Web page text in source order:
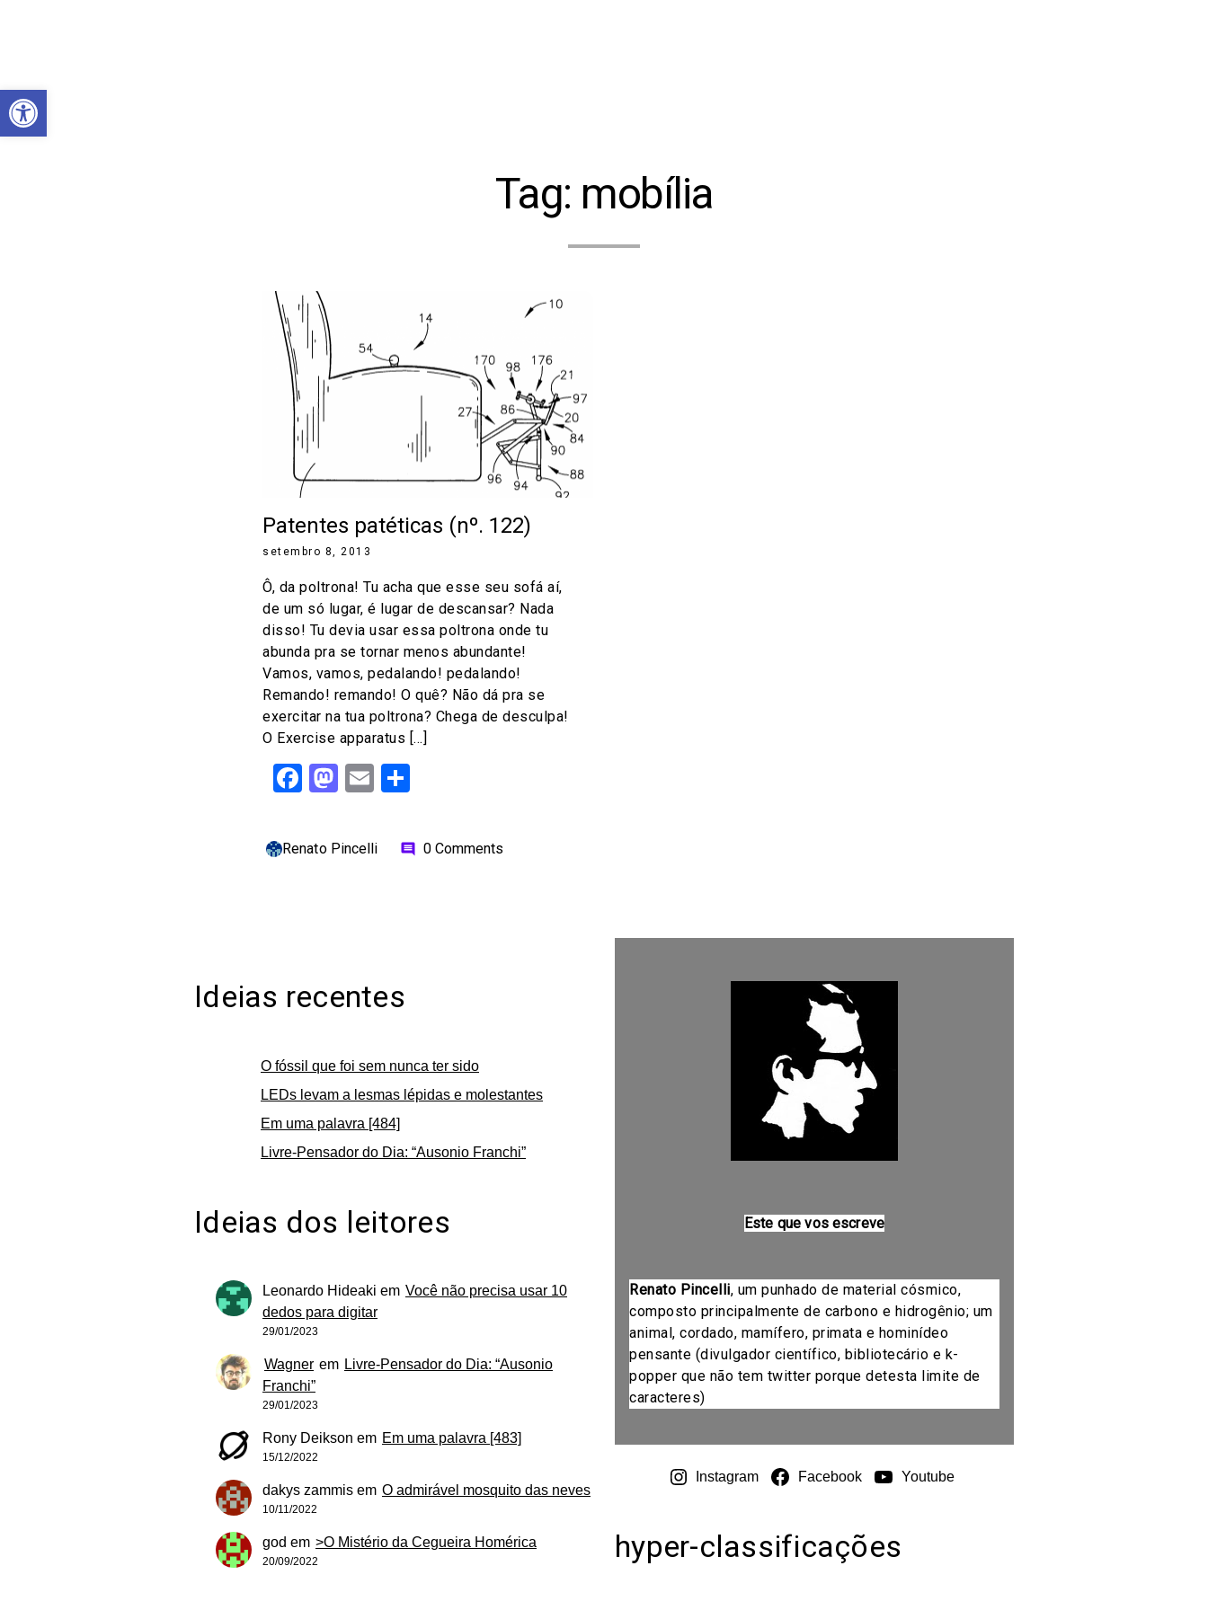
Abrir a barra de ferramentas
Tag: mobília
Patentes patéticas (nº. 122)
setembro 8, 2013
Ô, da poltrona! Tu acha que esse seu sofá aí,
de um só lugar, é lugar de descansar? Nada
disso! Tu devia usar essa poltrona onde tu
abunda pra se tornar menos abundante!
Vamos, vamos, pedalando! pedalando!
Remando! remando! O quê? Não dá pra se
exercitar na tua poltrona? Chega de desculpa!
O Exercise apparatus […]
Facebook
Mastodon
Email
Renato Pincelli comment 0 Comments
Ideias recentes
O fóssil que foi sem nunca ter sido
LEDs levam a lesmas lépidas e molestantes
Em uma palavra [484]
Livre-Pensador do Dia: “Ausonio Franchi”
Ideias dos leitores
Leonardo Hideaki em Você não precisa usar 10
dedos para digitar
29/01/2023
Wagner em Livre-Pensador do Dia: “Ausonio
Franchi”
29/01/2023
Rony Deikson em Em uma palavra [483]
15/12/2022
dakys zammis em O admirável mosquito das neves
10/11/2022
god em >O Mistério da Cegueira Homérica
20/09/2022
Este que vos escreve
Renato Pincelli, um punhado de material cósmico,
composto principalmente de carbono e hidrogênio; um
animal, cordado, mamífero, primata e hominídeo
pensante (divulgador científico, bibliotecário e k-
popper que não tem twitter porque detesta limite de
caracteres)
Instagram Facebook Youtube
hyper-classificações